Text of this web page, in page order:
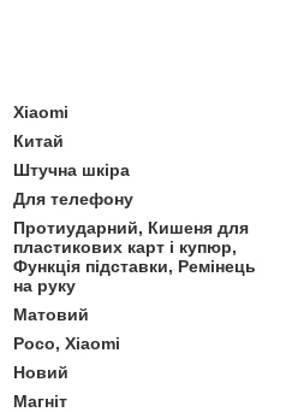
Xiaomi
Китай
Штучна шкіра
Для телефону
Протиударний, Кишеня для
пластикових карт і купюр,
Функція підставки, Ремінець
на руку
Матовий
Poco, Xiaomi
Новий
Магніт